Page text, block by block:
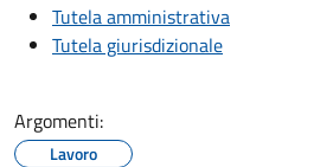
Tutela amministrativa
Tutela giurisdizionale
Argomenti:
Lavoro